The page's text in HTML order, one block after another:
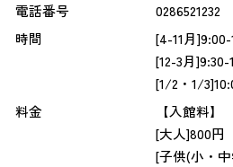
電話番号
0286521232
時間
[4-11月
[12-3月
[1/2・1/
料金
【入館料】
[大人]800円
[子供(小・